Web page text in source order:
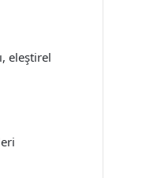
eleştirel